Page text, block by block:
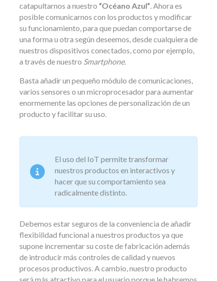
catapultarnos a nuestro “Océano Azul”. Ahora es
posible comunicarnos con los productos y modificar
su funcionamiento, para que puedan comportarse de
una forma u otra según deseemos, desde cualquiera de
nuestros dispositivos conectados, como por ejemplo,
a través de nuestro Smartphone.
Basta añadir un pequeño módulo de comunicaciones,
varios sensores o un microprocesador para aumentar
enormemente las opciones de personalización de un
producto y facilitar su uso.
El uso del IoT permite transformar
nuestros productos en interactivos y
hacer que su comportamiento sea
radicalmente distinto.
Debemos estar seguros de la conveniencia de añadir
flexibilidad funcional a nuestros productos ya que
supone incrementar su coste de fabricación además
de introducir más controles de calidad y nuevos
procesos productivos. A cambio, nuestro producto